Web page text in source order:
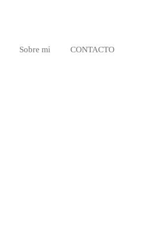
Sobre mi CONTACTO